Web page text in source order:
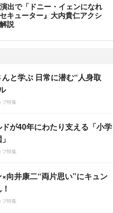
出で「ドニー・イェンになれ
キューター』大内貴仁アクシ
説
と学ぶ 日常に潜む“人身取
プ特集
が40年にわたり支える「小学
プ特集
向井康二“両片思い”にキュン
プ特集